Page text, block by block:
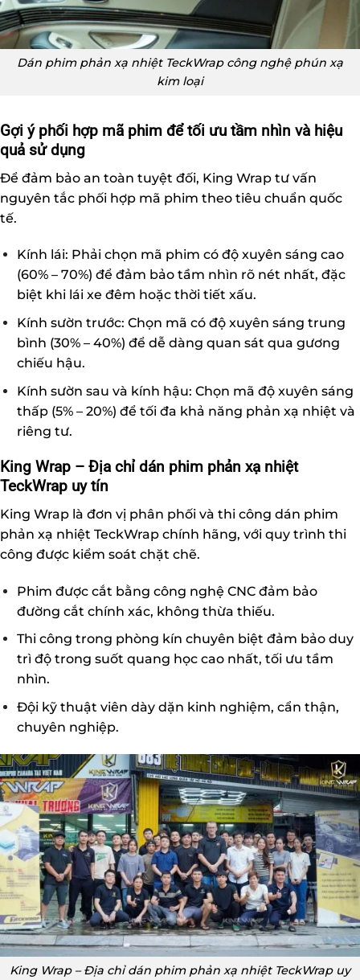
Dán phim phản xạ nhiệt TeckWrap công nghệ phún xạ
kim loại
Gợi ý phối hợp mã phim để tối ưu tầm nhìn và hiệu
quả sử dụng
Để đảm bảo an toàn tuyệt đối, King Wrap tư vấn
nguyên tắc phối hợp mã phim theo tiêu chuẩn quốc
tế.
Kính lái: Phải chọn mã phim có độ xuyên sáng cao
(60% – 70%) để đảm bảo tầm nhìn rõ nét nhất, đặc
biệt khi lái xe đêm hoặc thời tiết xấu.
Kính sườn trước: Chọn mã có độ xuyên sáng trung
bình (30% – 40%) để dễ dàng quan sát qua gương
chiếu hậu.
Kính sườn sau và kính hậu: Chọn mã độ xuyên sáng
thấp (5% – 20%) để tối đa khả năng phản xạ nhiệt và
riêng tư.
King Wrap – Địa chỉ dán phim phản xạ nhiệt
TeckWrap uy tín
King Wrap là đơn vị phân phối và thi công dán phim
phản xạ nhiệt TeckWrap chính hãng, với quy trình thi
công được kiểm soát chặt chẽ.
Phim được cắt bằng công nghệ CNC đảm bảo
đường cắt chính xác, không thừa thiếu.
Thi công trong phòng kín chuyên biệt đảm bảo duy
trì độ trong suốt quang học cao nhất, tối ưu tầm
nhìn.
Đội kỹ thuật viên dày dặn kinh nghiệm, cẩn thận,
chuyên nghiệp.
King Wrap – Địa chỉ dán phim phản xạ nhiệt TeckWrap uy